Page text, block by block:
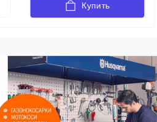
Купить